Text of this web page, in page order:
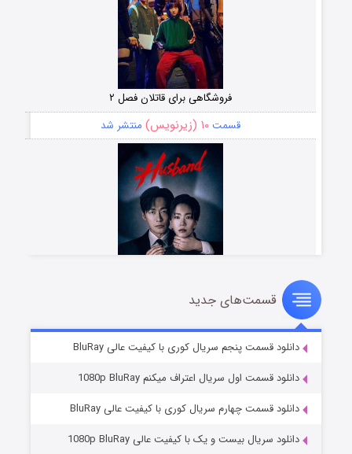
فروشگاهی برای قاتلان فصل ۲
قسمت۱۰ (زیرنویس) منتشر شد
قسمت۸ (زیرنویس) منتشر شد
قسمت‌های جدید
دانلود قسمت پنجم سریال کوری با کیفیت عالی BluRay
دانلود قسمت اول سریال اعتراف میکنم 1080p BluRay
دانلود قسمت چهارم سریال کوری با کیفیت عالی BluRay
دانلود سریال بیست و یک با کیفیت عالی 1080p BluRay